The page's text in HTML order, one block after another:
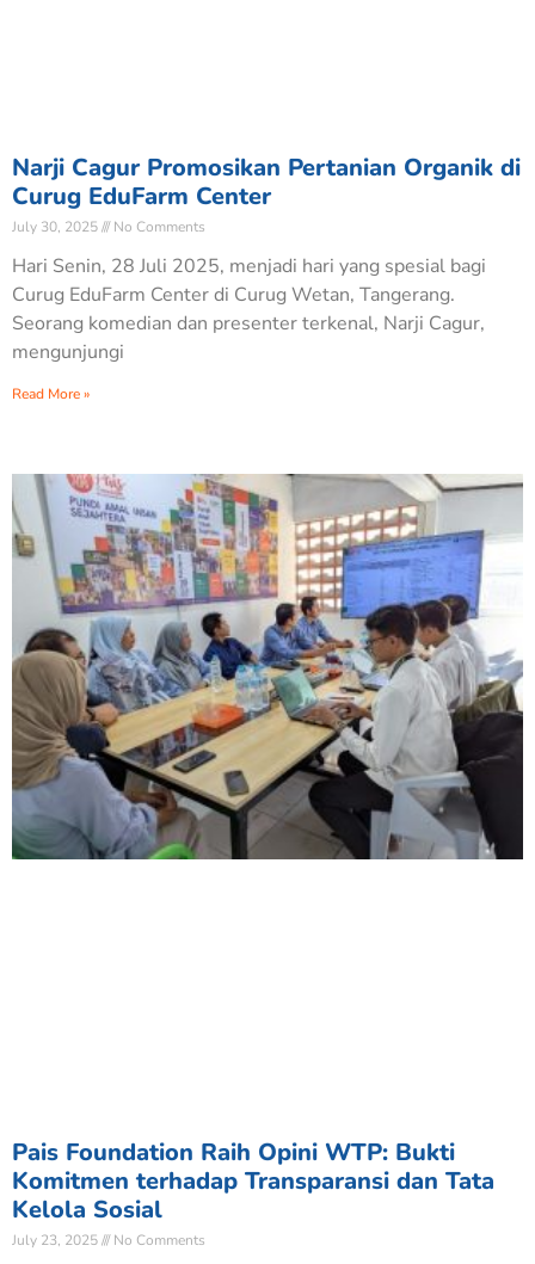
Narji Cagur Promosikan Pertanian Organik di
Curug EduFarm Center
July 30, 2025 No Comments
Hari Senin, 28 Juli 2025, menjadi hari yang spesial bagi
Curug EduFarm Center di Curug Wetan, Tangerang.
Seorang komedian dan presenter terkenal, Narji Cagur,
mengunjungi
Read More »
Pais Foundation Raih Opini WTP: Bukti
Komitmen terhadap Transparansi dan Tata
Kelola Sosial
July 23, 2025 No Comments